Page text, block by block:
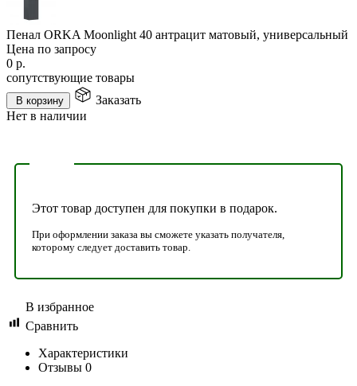
Пенал ORKA Moonlight 40 антрацит матовый, универсальный
Цена по запросу
0 р.
сопутствующие товары
В корзину
Заказать
Нет в наличии
Этот товар доступен для покупки в подарок.
При оформлении заказа вы сможете указать получателя,
которому следует доставить товар.
В избранное
Сравнить
Характеристики
Отзывы 0